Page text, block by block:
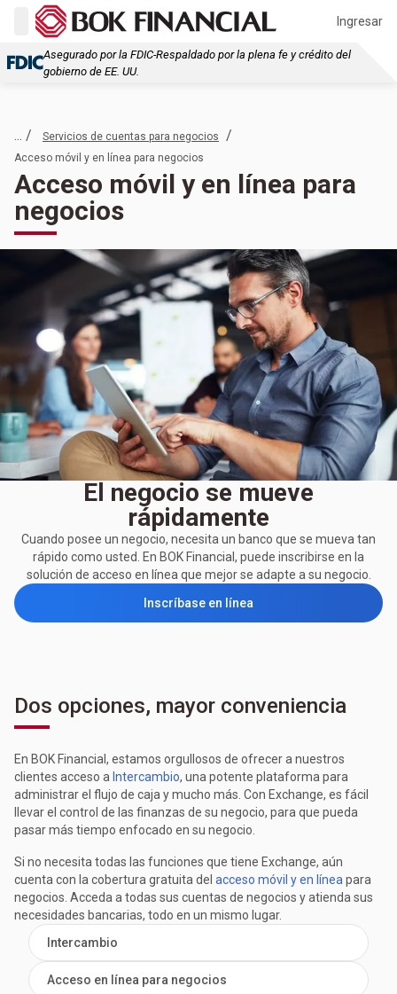
Ingresar
Asegurado por la FDIC-Respaldado por la plena fe y crédito del
gobierno de EE. UU.
... / Servicios de cuentas para negocios /
Acceso móvil y en línea para negocios
Acceso móvil y en línea para
negocios
El negocio se mueve
rápidamente
Cuando posee un negocio, necesita un banco que se mueva tan
rápido como usted. En BOK Financial, puede inscribirse en la
solución de acceso en línea que mejor se adapte a su negocio.
Inscríbase en línea
Dos opciones, mayor conveniencia
En BOK Financial, estamos orgullosos de ofrecer a nuestros
clientes acceso a Intercambio, una potente plataforma para
administrar el flujo de caja y mucho más. Con Exchange, es fácil
llevar el control de las finanzas de su negocio, para que pueda
pasar más tiempo enfocado en su negocio.
Si no necesita todas las funciones que tiene Exchange, aún
cuenta con la cobertura gratuita del acceso móvil y en líneapara
negocios. Acceda a todas sus cuentas de negocios y atienda sus
necesidades bancarias, todo en un mismo lugar.
Intercambio
Acceso en línea para negocios